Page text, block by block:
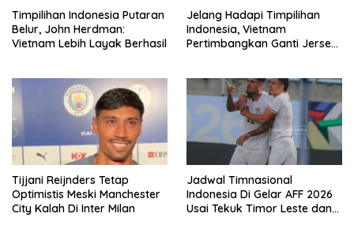
Timpilihan Indonesia Putaran
Belur, John Herdman:
Vietnam Lebih Layak Berhasil
Jelang Hadapi Timpilihan
Indonesia, Vietnam
Pertimbangkan Ganti Jersey
Tijjani Reijnders Tetap
Optimistis Meski Manchester
City Kalah Di Inter Milan
Jadwal Timnasional
Indonesia Di Gelar AFF 2026
Usai Tekuk Timor Leste dan